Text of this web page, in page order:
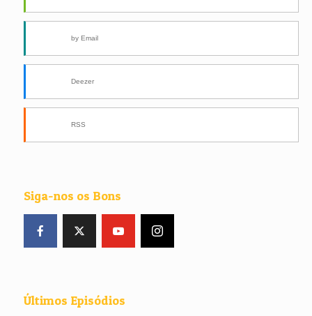
by Email
Deezer
RSS
Siga-nos os Bons
Últimos Episódios